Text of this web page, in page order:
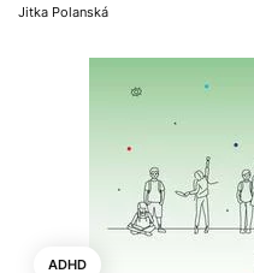
Jitka Polanská
ADHD